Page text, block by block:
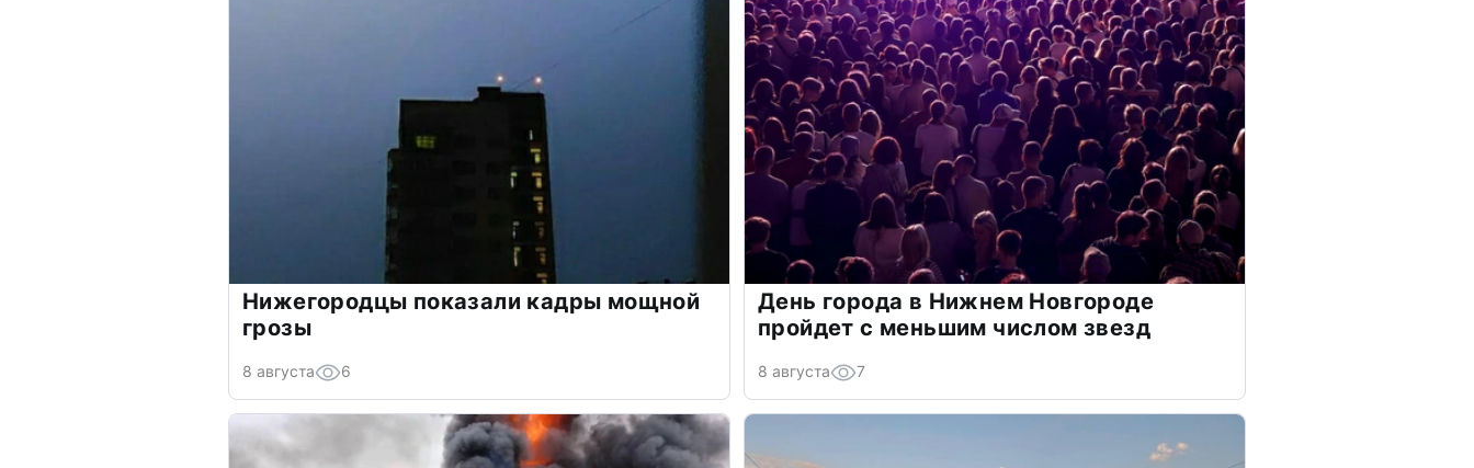
Нижегородцы показали кадры мощной
грозы
8 августа 6
День города в Нижнем Новгороде
пройдет с меньшим числом звезд
8 августа 7